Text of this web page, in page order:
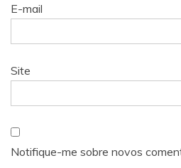
E-mail
Site
Notifique-me sobre novos